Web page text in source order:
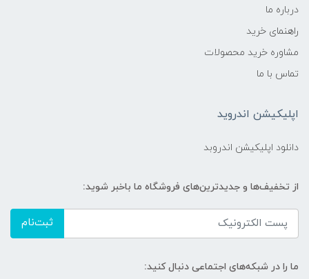
درباره ما
راهنمای خرید
مشاوره خرید محصولات
تماس با ما
اپلیکیشن اندروید
دانلود اپلیکیشن اندروبد
از تخفیف‌ها و جدیدترین‌های فروشگاه ما باخبر شوید:
ثبت‌نام
ما را در شبکه‌های اجتماعی دنبال کنید: